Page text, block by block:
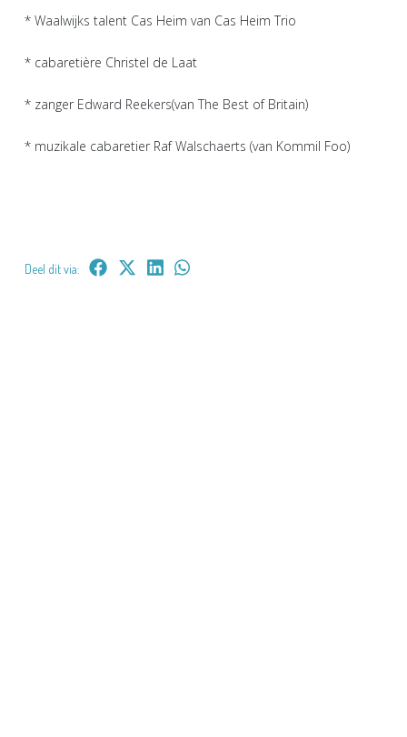
* Waalwijks talent Cas Heim van Cas Heim Trio
* cabaretière Christel de Laat
* zanger Edward Reekers(van The Best of Britain)
* muzikale cabaretier Raf Walschaerts (van Kommil Foo)
Deel dit via: